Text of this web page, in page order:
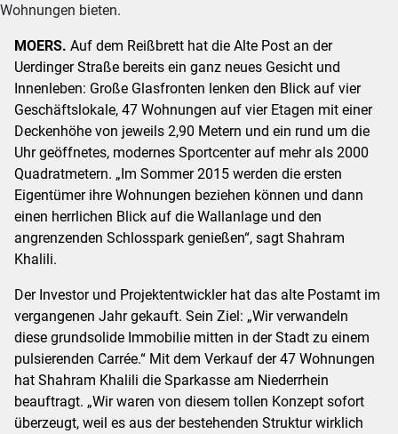
Wohnungen bieten.
MOERS. Auf dem Reißbrett hat die Alte Post an der
Uerdinger Straße bereits ein ganz neues Gesicht und
Innenleben: Große Glasfronten lenken den Blick auf vier
Geschäftslokale, 47 Wohnungen auf vier Etagen mit einer
Deckenhöhe von jeweils 2,90 Metern und ein rund um die
Uhr geöffnetes, modernes Sportcenter auf mehr als 2000
Quadratmetern. „Im Sommer 2015 werden die ersten
Eigentümer ihre Wohnungen beziehen können und dann
einen herrlichen Blick auf die Wallanlage und den
angrenzenden Schlosspark genießen“, sagt Shahram
Khalili.
Der Investor und Projektentwickler hat das alte Postamt im
vergangenen Jahr gekauft. Sein Ziel: „Wir verwandeln
diese grundsolide Immobilie mitten in der Stadt zu einem
pulsierenden Carrée.“ Mit dem Verkauf der 47 Wohnungen
hat Shahram Khalili die Sparkasse am Niederrhein
beauftragt. „Wir waren von diesem tollen Konzept sofort
überzeugt, weil es aus der bestehenden Struktur wirklich